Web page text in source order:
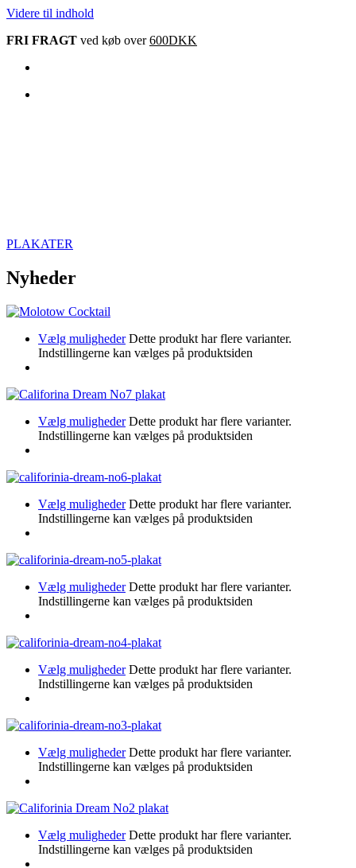
Videre til indhold
FRI FRAGT ved køb over600DKK
PLAKATER
Nyheder
Vælg muligheder Dette produkt har flere varianter.
Indstillingerne kan vælges på produktsiden
Vælg muligheder Dette produkt har flere varianter.
Indstillingerne kan vælges på produktsiden
Vælg muligheder Dette produkt har flere varianter.
Indstillingerne kan vælges på produktsiden
Vælg muligheder Dette produkt har flere varianter.
Indstillingerne kan vælges på produktsiden
Vælg muligheder Dette produkt har flere varianter.
Indstillingerne kan vælges på produktsiden
Vælg muligheder Dette produkt har flere varianter.
Indstillingerne kan vælges på produktsiden
Vælg muligheder Dette produkt har flere varianter.
Indstillingerne kan vælges på produktsiden